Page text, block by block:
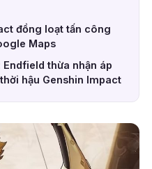
đồng loạt tấn công
Maps
thừa nhận áp
hậu Genshin Impact